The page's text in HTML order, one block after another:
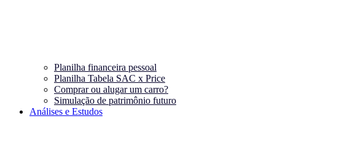
Planilha financeira pessoal
Planilha Tabela SAC x Price
Comprar ou alugar um carro?
Simulação de patrimônio futuro
Análises e Estudos